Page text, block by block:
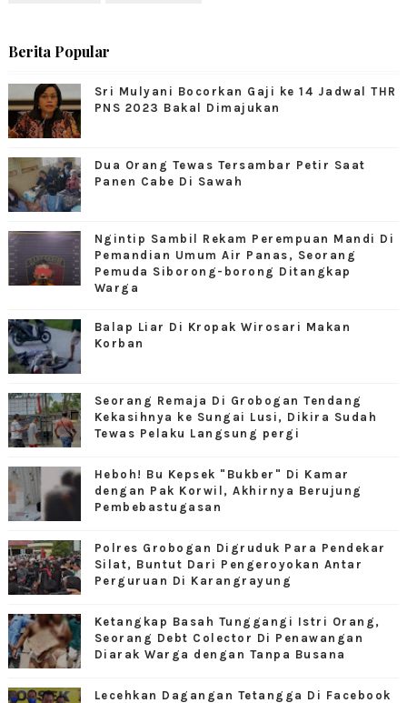
Berita Popular
Sri Mulyani Bocorkan Gaji ke 14 Jadwal THR
PNS 2023 Bakal Dimajukan
Dua Orang Tewas Tersambar Petir Saat
Panen Cabe Di Sawah
Ngintip Sambil Rekam Perempuan Mandi Di
Pemandian Umum Air Panas, Seorang
Pemuda Siborong-borong Ditangkap
Warga
Balap Liar Di Kropak Wirosari Makan
Korban
Seorang Remaja Di Grobogan Tendang
Kekasihnya ke Sungai Lusi, Dikira Sudah
Tewas Pelaku Langsung pergi
Heboh! Bu Kepsek "Bukber" Di Kamar
dengan Pak Korwil, Akhirnya Berujung
Pembebastugasan
Polres Grobogan Digruduk Para Pendekar
Silat, Buntut Dari Pengeroyokan Antar
Perguruan Di Karangrayung
Ketangkap Basah Tunggangi Istri Orang,
Seorang Debt Colector Di Penawangan
Diarak Warga dengan Tanpa Busana
Lecehkan Dagangan Tetangga Di Facebook